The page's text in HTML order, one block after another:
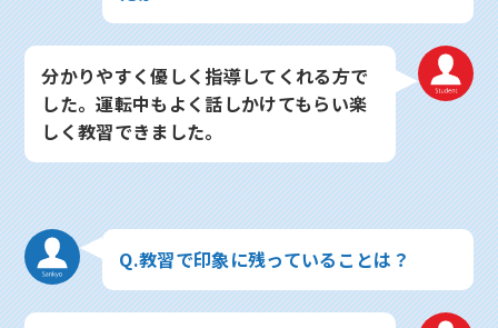
分かりやすく優しく指導してくれる方で
した。運転中もよく話しかけてもらい楽
しく教習できました。
Q.教習で印象に残っていることは？